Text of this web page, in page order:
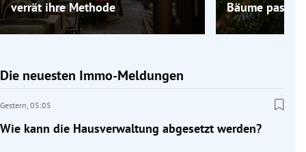
verrät ihre Methode
Bäume
Die neuesten Immo-Meldungen
Gestern, 05:05
Wie kann die Hausverwaltung abgesetzt werden?